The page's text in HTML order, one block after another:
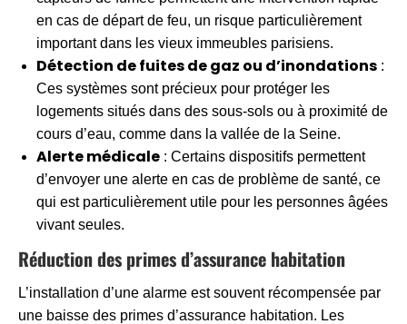
en cas de départ de feu, un risque particulièrement
important dans les vieux immeubles parisiens.
Détection de fuites de gaz ou d’inondations :
Ces systèmes sont précieux pour protéger les
logements situés dans des sous-sols ou à proximité de
cours d’eau, comme dans la vallée de la Seine.
Alerte médicale : Certains dispositifs permettent
d’envoyer une alerte en cas de problème de santé, ce
qui est particulièrement utile pour les personnes âgées
vivant seules.
Réduction des primes d’assurance habitation
L’installation d’une alarme est souvent récompensée par
une baisse des primes d’assurance habitation. Les